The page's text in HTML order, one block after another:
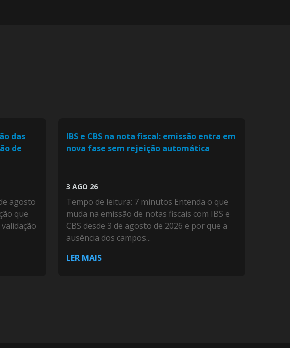
das
de
agosto
que
IBS e CBS na nota fiscal: emissão entra em
nova fase sem rejeição automática
3 AGO 26
Tempo de leitura: 7 minutos Entenda o que
muda na emissão de notas fiscais com IBS e
CBS desde 3 de agosto de 2026 e por que a
ausência dos campos...
LER MAIS